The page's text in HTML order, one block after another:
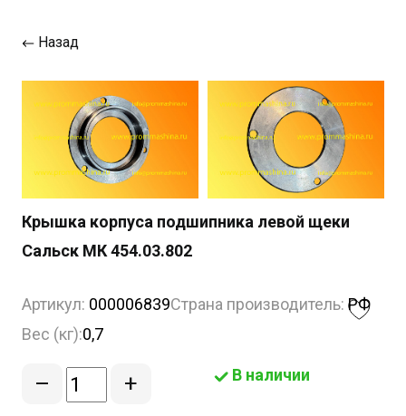
Назад
Крышка корпуса подшипника левой щеки
Сальск МК 454.03.802
Артикул: 000006839Страна производитель: РФ
Вес (кг):0,7
– + В наличии